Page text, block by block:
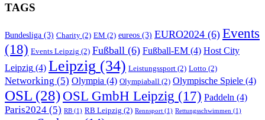
TAGS
Bundesliga (3) Charity (2) EM (2) eureos (3) EURO2024 (6) Events
(18) Events Leipzig (2) Fußball (6) Fußball-EM (4) Host City
Leipzig (4) Leipzig (34) Leistungssport (2) Lotto (2)
Networking (5) Olympia (4) Olympiaball (2) Olympische Spiele (4)
OSL (28) OSL GmbH Leipzig (17) Paddeln (4)
Paris2024 (5) RB (1) RB Leipzig (2) Rennsport (1) Rettungsschwimmen (1)